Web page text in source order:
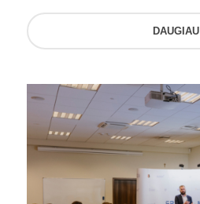
DAUGIAU